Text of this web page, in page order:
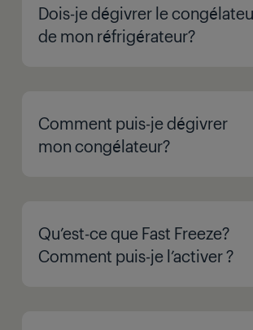
Dois-je dégivrer le
de mon réfrigérateur?
Comment puis-je dégivrer
mon congélateur?
Qu’est-ce que Fast Freeze?
Comment puis-je l’activer ?